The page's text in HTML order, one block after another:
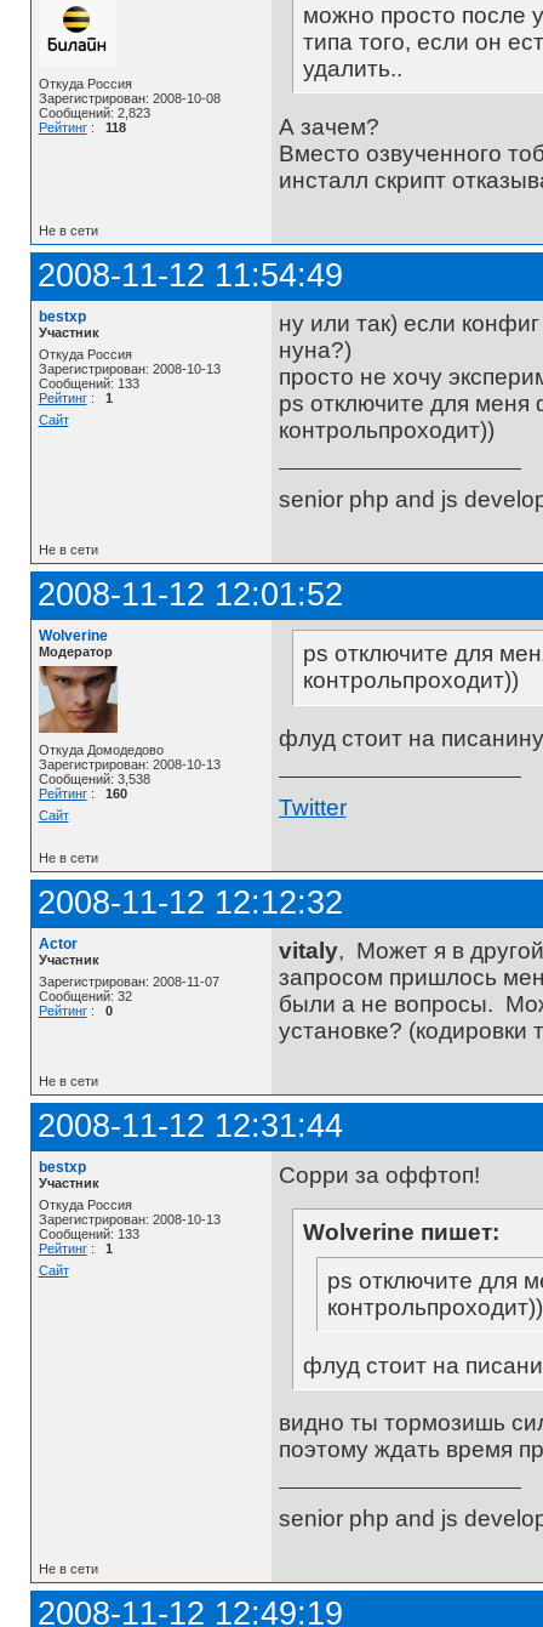
Откуда Россия
Зарегистрирован: 2008-10-08
Сообщений: 2,823
Рейтинг: 118
можно просто после
типа того, если он
удалить..
А зачем?
Вместо озвученного
инсталл скрипт
Не в сети
2008-11-12 11:54:49
bestxp
Участник
Откуда Россия
Зарегистрирован: 2008-10-13
Сообщений: 133
Рейтинг: 1
Сайт
ну или так) если
нуна?)
просто не хочу
ps отключите для
контрольпроходит))
senior php and js
Не в сети
2008-11-12 12:01:52
Wolverine
Модератор
Откуда Домодедово
Зарегистрирован: 2008-10-13
Сообщений: 3,538
Рейтинг: 160
Сайт
ps отключите для
контрольпроходит))
флуд стоит на
Twitter
Не в сети
2008-11-12 12:12:32
Actor
Участник
Зарегистрирован: 2008-11-07
Сообщений: 32
Рейтинг: 0
vitaly, Может я в
запросом пришлось
были а не вопросы.
установке? (кодировки
Не в сети
2008-11-12 12:31:44
bestxp
Участник
Откуда Россия
Зарегистрирован: 2008-10-13
Сообщений: 133
Рейтинг: 1
Сайт
Сорри за оффтоп!
Wolverine пишет:
ps отключите для
контрольпроходит))
флуд стоит на
видно ты тормозишь
поэтому ждать время
senior php and js
Не в сети
2008-11-12 12:49:19